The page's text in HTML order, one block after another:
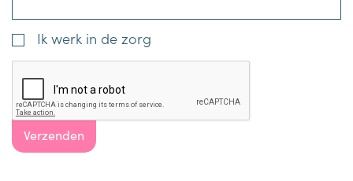
Ik werk in de zorg
Verzenden